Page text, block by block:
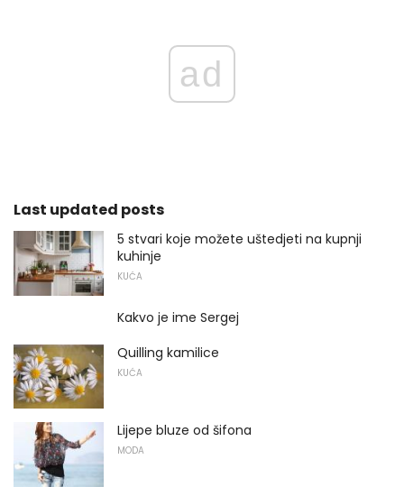
ad
Last updated posts
5 stvari koje možete uštedjeti na kupnji
kuhinje
KUĆA
Kakvo je ime Sergej
Quilling kamilice
KUĆA
Lijepe bluze od šifona
MODA